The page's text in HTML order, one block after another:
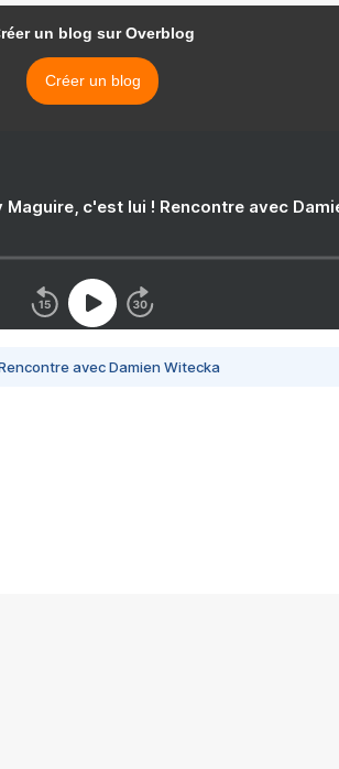
un blog sur Overblog
Créer un blog
c'est lui ! Rencontre avec
avec Damien Witecka